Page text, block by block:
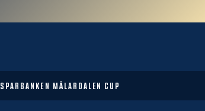
SPARBANKEN MÄLARDALEN CUP